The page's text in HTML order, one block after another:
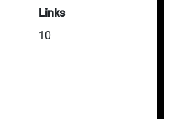
Links
10